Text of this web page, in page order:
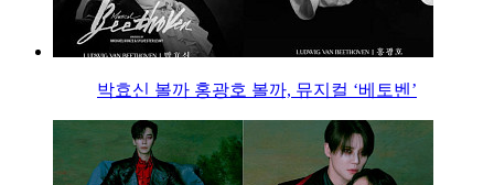
박효신 볼까 홍광호 볼까, 뮤지컬 ‘베토벤’